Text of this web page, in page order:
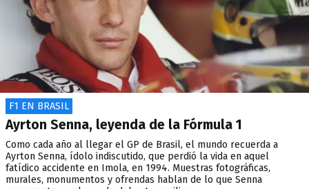
F1 EN BRASIL
Ayrton Senna, leyenda de la Fórmula 1
Como cada año al llegar el GP de Brasil, el mundo recuerda a
Ayrton Senna, ídolo indiscutido, que perdió la vida en aquel
fatídico accidente en Imola, en 1994. Muestras fotográficas,
murales, monumentos y ofrendas hablan de lo que Senna